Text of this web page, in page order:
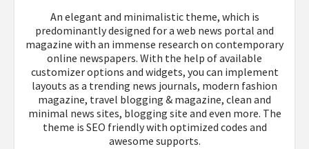
An elegant and minimalistic theme, which is
predominantly designed for a web news portal and
magazine with an immense research on contemporary
online newspapers. With the help of available
customizer options and widgets, you can implement
layouts as a trending news journals, modern fashion
magazine, travel blogging & magazine, clean and
minimal news sites, blogging site and even more. The
theme is SEO friendly with optimized codes and
awesome supports.